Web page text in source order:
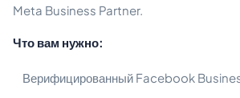
Meta Business Partner.
Что вам нужно:
Верифицированный Facebook